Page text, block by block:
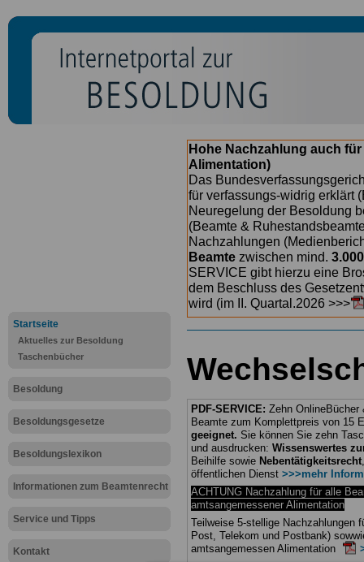
Startseite
Aktuelles zur Besoldung
Taschenbücher
Besoldung
Besoldungsgesetze
Besoldungslexikon
Informationen zum Beamtenrecht
Service und Tipps
Kontakt
Hohe Nachzahlung auch
Alimentation)
Das
für verfassungs-widrig erklärt
Neuregelung der Besoldung
(Beamte &
Nachzahlungen
Beamte zwischen mind.
SERVICE gibt hierzu eine
dem Beschluss des
wird (im II. Quartal.2026 >>>
PDF-SERVICE: Zehn
Beamte zum Komplettpreis von 15
geeignet. Sie können Sie zehn
und ausdrucken: Wissenswertes
Beihilfe sowie Nebentätigkeitsrecht
öffentlichen Dienst >>>mehr
ACHTUNG Nachzahlung für alle
amtsangemessener Alimentation
Teilweise 5-stellige Nachzahlungen
Post, Telekom und Postbank)
amtsangemessen Alimentation